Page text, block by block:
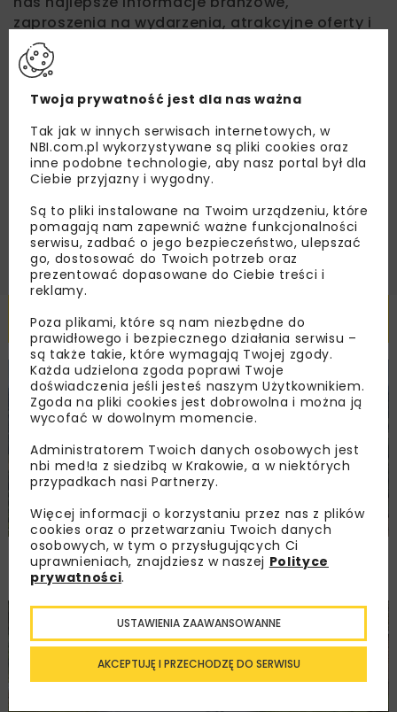
zaproszenia na wydarzenia, atrakcyjne oferty i
dedykowane akcje specjalne.
Zapoznałam/em się zPolityką Prywatnościi
Regulaminem oraz wyrażam zgodę na otrzymywanie na
podany przeze mnie adres e-mail korespondencji
handlowej w postaci newslettera.
ZAPISZ MNIE
Powiązane artykuły
KOLEJ WIADOMOŚCI INWESTYCJE
PKP PLK ogłosiły przetarg na odcinek Gdów
– Szczyrzyc projektu Podłęże–Piekiełko
DROGI INWESTYCJE
Twoja prywatność jest dla nas ważna
Tak jak w innych serwisach internetowych, w
NBI.com.pl wykorzystywane są pliki cookies oraz
inne podobne technologie, aby nasz portal był dla
Ciebie przyjazny i wygodny.
Są to pliki instalowane na Twoim urządzeniu, które
pomagają nam zapewnić ważne funkcjonalności
serwisu, zadbać o jego bezpieczeństwo, ulepszać
go, dostosować do Twoich potrzeb oraz
prezentować dopasowane do Ciebie treści i
reklamy.
Poza plikami, które są nam niezbędne do
prawidłowego i bezpiecznego działania serwisu –
są także takie, które wymagają Twojej zgody.
Każda udzielona zgoda poprawi Twoje
doświadczenia jeśli jesteś naszym Użytkownikiem.
Zgoda na pliki cookies jest dobrowolna i można ją
wycofać w dowolnym momencie.
Administratorem Twoich danych osobowych jest
nbi med!a z siedzibą w Krakowie, a w niektórych
przypadkach nasi Partnerzy.
Więcej informacji o korzystaniu przez nas z plików
cookies oraz o przetwarzaniu Twoich danych
osobowych, w tym o przysługujących Ci
uprawnieniach, znajdziesz w naszej Polityce
prywatności.
AKCEPTUJĘ I PRZECHODZĘ DO SERWISU
USTAWIENIA ZAAWANSOWANNE